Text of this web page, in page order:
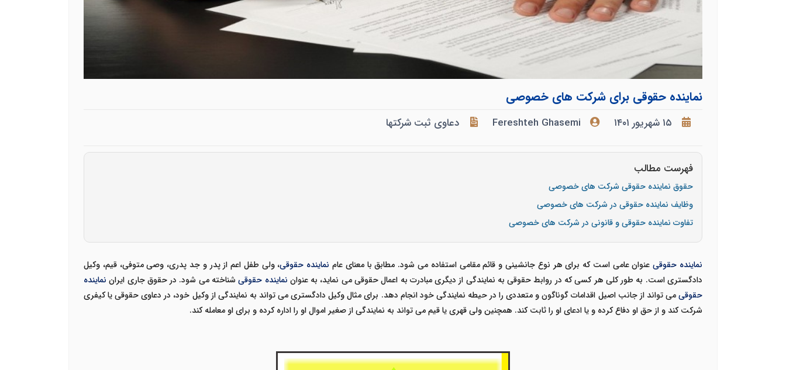
نماینده حقوقی برای شرکت های خصوصی
۱۵ شهریور ۱۴۰۱ Fereshteh Ghasemi دعاوی ثبت شرکتها
فهرست مطالب
حقوق نماینده حقوقی شرکت های خصوصی
وظایف نماینده حقوقی در شرکت های خصوصی
تفاوت نماینده حقوقی و قانونی در شرکت های خصوصی
نماینده حقوقی عنوان عامی است که برای هر نوع جانشینی و قائم مقامی استفاده می شود. مطابق با معنای عام نماینده حقوقی، ولی طفل اعم از پدر و جد پدری، وصی متوفی، قیم، وکیل
دادگستری است. به طور کلی هر کسی که در روابط حقوقی به نمایندگی از دیگری مبادرت به اعمال حقوقی می نماید، به عنوان نماینده حقوقیشناخته می شود. در حقوق جاری ایران نماینده
حقوقیمی تواند از جانب اصیل اقدامات گوناگون و متعددی را در حیطه نمایندگی خود انجام دهد. برای مثال وکیل دادگستری می تواند به نمایندگی از وکیل خود، در دعاوی حقوقی یا کیفری
شرکت کند و از حق او دفاع کرده و یا ادعای او را ثابت کند. همچنین ولی قهری یا قیم می تواند به نمایندگی از صغیر اموال او را اداره کرده و برای او معامله کند.